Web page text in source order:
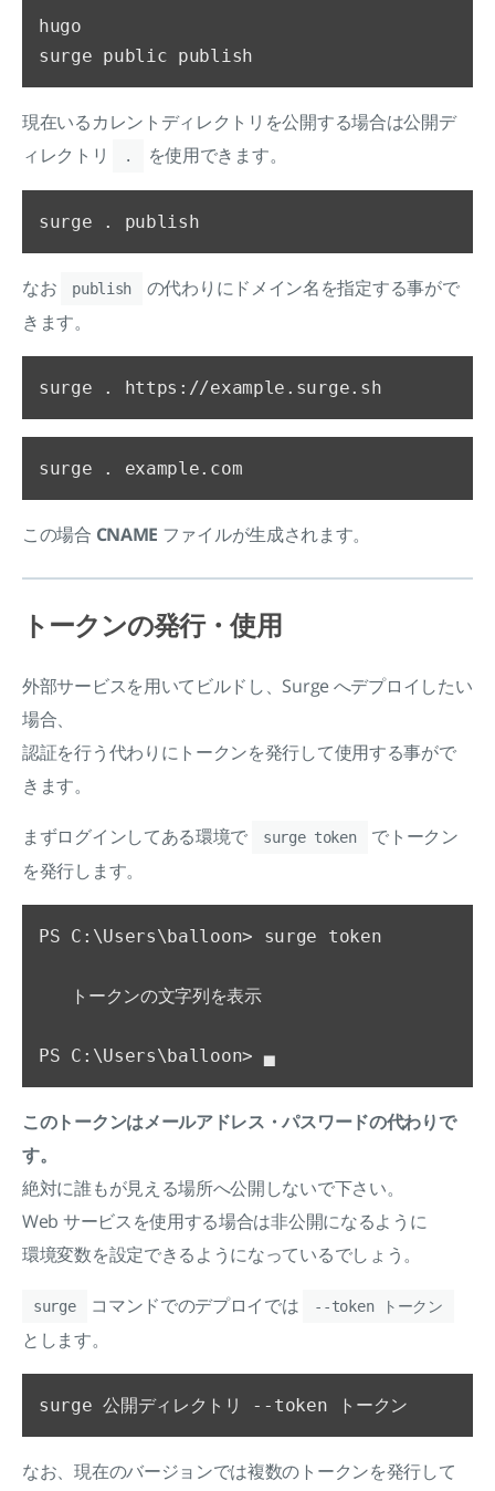
hugo
現在いるカレントディレクトリを公開する場合は公開デ
ィレクトリ
. を使用できます。
なお publish
の代わりにドメイン名を指定する事がで
きます。
この場合 CNAME ファイルが生成されます。
トークンの発行・使用
外部サービスを用いてビルドし、Surge へデプロイしたい
場合、
認証を行う代わりにトークンを発行して使用する事がで
きます。
まずログインしてある環境で surge token
でトークン
を発行します。
PS C:\Users\balloon> surge token
PS C:\Users\balloon> ▄
このトークンはメールアドレス・パスワードの代わりで
す。
絶対に誰もが見える場所へ公開しないで下さい。
Web サービスを使用する場合は非公開になるように
環境変数を設定できるようになっているでしょう。
surge コマンドでのデプロイでは --token トークン
とします。
なお、現在のバージョンでは複数のトークンを発行して